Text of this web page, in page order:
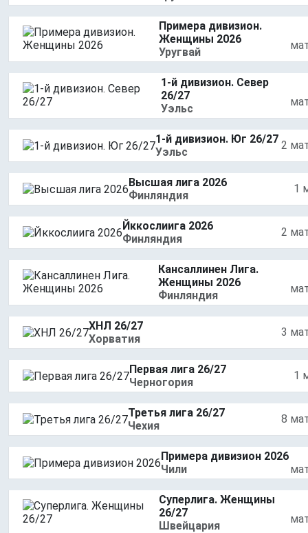
Примера дивизион.
Женщины 2026
Уругвай
1-й дивизион. Север
26/27
Уэльс
1-й дивизион. Юг 26/27
Уэльс
2
Высшая лига 2026
Финляндия
1
Йккослиига 2026
Финляндия
2
Кансаллинен Лига.
Женщины 2026
Финляндия
ХНЛ 26/27
Хорватия
3
Первая лига 26/27
Черногория
1
Третья лига 26/27
Чехия
8
Примера дивизион 2026
Чили
Суперлига. Женщины
26/27
Швейцария